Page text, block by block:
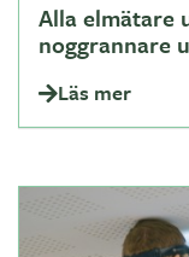
Alla elmätare
noggrannare
Läs mer